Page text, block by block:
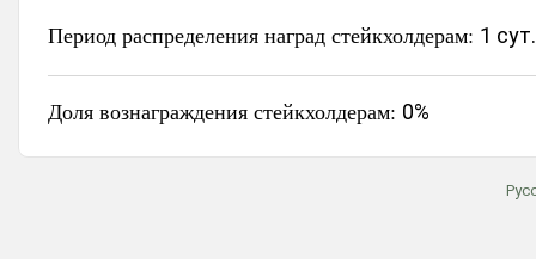
Период распределения наград стейкхолдерам: 1 сут.
Доля вознаграждения стейкхолдерам: 0%